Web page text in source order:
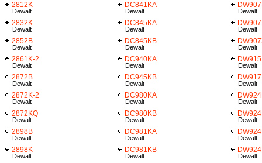
2812K
Dewalt
2832K
Dewalt
2852B
Dewalt
2861K-2
Dewalt
2872B
Dewalt
2872K-2
Dewalt
2872KQ
Dewalt
2898B
Dewalt
2898K
Dewalt
DC841KA
Dewalt
DC845KA
Dewalt
DC845KB
Dewalt
DC940KA
Dewalt
DC945KB
Dewalt
DC980KA
Dewalt
DC980KB
Dewalt
DC981KA
Dewalt
DC981KB
Dewalt
Dewalt
Dewalt
Dewalt
DW915
Dewalt
DW917
Dewalt
Dewalt
Dewalt
Dewalt
Dewalt